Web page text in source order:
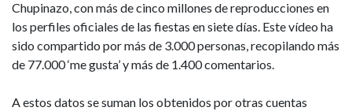
Chupinazo, con más de cinco millones de reproducciones en
los perfiles oficiales de las fiestas en siete días. Este vídeo ha
sido compartido por más de 3.000 personas, recopilando más
de 77.000 ‘me gusta’ y más de 1.400 comentarios.
A estos datos se suman los obtenidos por otras cuentas